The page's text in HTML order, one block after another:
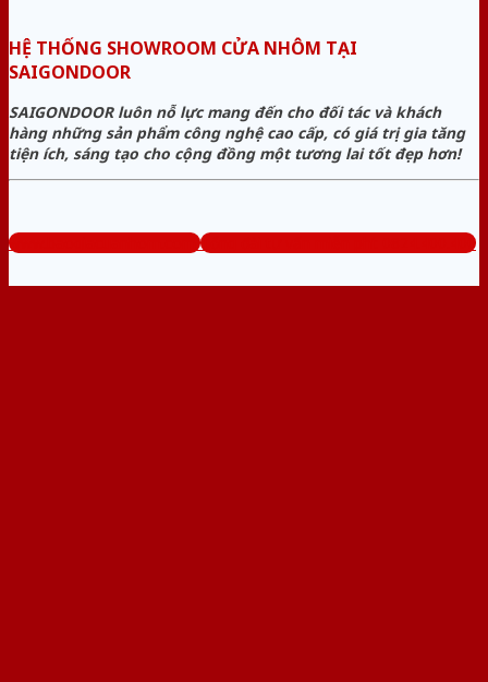
HỆ THỐNG SHOWROOM CỬA NHÔM TẠI
SAIGONDOOR
SAIGONDOOR luôn nỗ lực mang đến cho đối tác và khách
hàng những sản phẩm công nghệ cao cấp, có giá trị gia tăng
tiện ích, sáng tạo cho cộng đồng một tương lai tốt đẹp hơn!
www.baogiacuanhom.com Tổng đài tư vấn miễn phí: 0824.400.400